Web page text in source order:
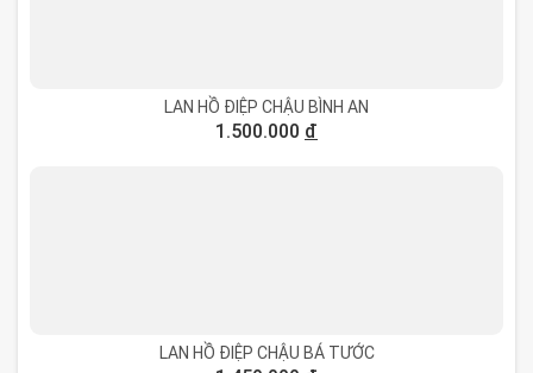
LAN HỒ ĐIỆP CHẬU BÌNH AN
1.500.000 đ
LAN HỒ ĐIỆP CHẬU BÁ TƯỚC